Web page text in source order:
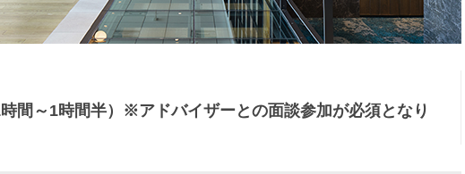
間～1時間半）※アドバイザーとの面談参加が必須となり